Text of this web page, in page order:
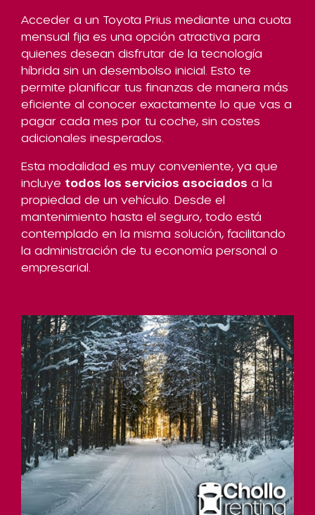
Acceder a un Toyota Prius mediante una cuota
mensual fija es una opción atractiva para
quienes desean disfrutar de la tecnología
híbrida sin un desembolso inicial. Esto te
permite planificar tus finanzas de manera más
eficiente al conocer exactamente lo que vas a
pagar cada mes por tu coche, sin costes
adicionales inesperados.
Esta modalidad es muy conveniente, ya que
incluye todos los servicios asociados a la
propiedad de un vehículo. Desde el
mantenimiento hasta el seguro, todo está
contemplado en la misma solución, facilitando
la administración de tu economía personal o
empresarial.